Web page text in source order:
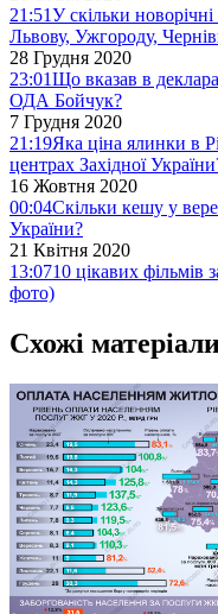
21:51У скільки
Львову, Ужгороду,
28 Грудня 2020
23:01Що вказав в
ОДА Бойчук?
7 Грудня 2020
21:19Яка ціна ялинки в
центрах Західної
16 Жовтня 2020
00:04Скільки кешу у
України?
21 Квітня 2020
13:0710 цікавих фільмів
фото)
Схожі